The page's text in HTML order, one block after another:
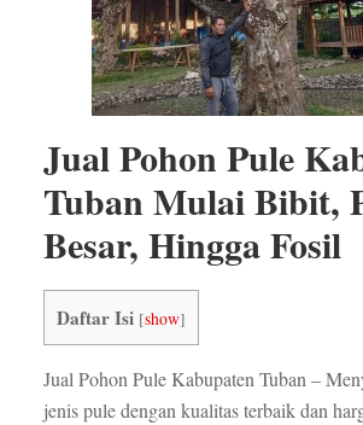
Jual Pohon Pule
Tuban Mulai Bibit,
Besar, Hingga Fosil
Daftar Isi [show]
Jual Pohon Pule Kabupaten Tuban –
jenis pule dengan kualitas terbaik dan